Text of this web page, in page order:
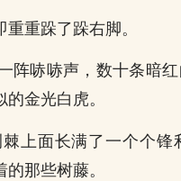
重跺了跺右脚。
阵哧哧声，数十条暗
金光白虎。
上面长满了一个个锋
那些树藤。